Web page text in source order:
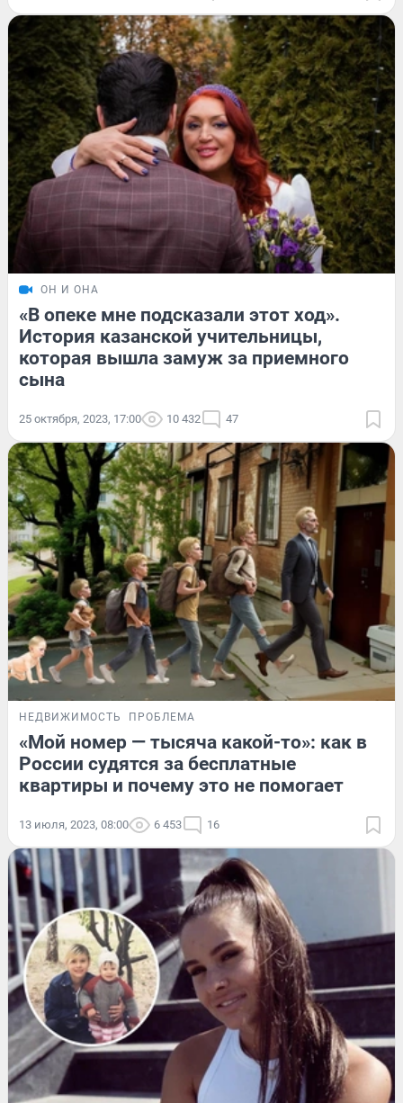
ОН И ОНА
«В опеке мне подсказали этот ход».
История казанской учительницы,
которая вышла замуж за приемного
сына
25 октября, 2023, 17:00 10 432 47
НЕДВИЖИМОСТЬ ПРОБЛЕМА
«Мой номер — тысяча какой-то»: как в
России судятся за бесплатные
квартиры и почему это не помогает
13 июля, 2023, 08:00 6 453 16